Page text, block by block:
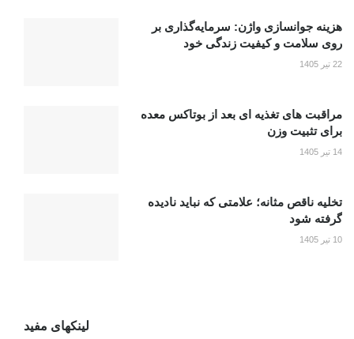
هزینه جوانسازی واژن: سرمایه‌گذاری بر
روی سلامت و کیفیت زندگی خود
22 تیر 1405
مراقبت های تغذیه ای بعد از بوتاکس معده
برای تثبیت وزن
14 تیر 1405
تخلیه ناقص مثانه؛ علامتی که نباید نادیده
گرفته شود
10 تیر 1405
لینکهای مفید